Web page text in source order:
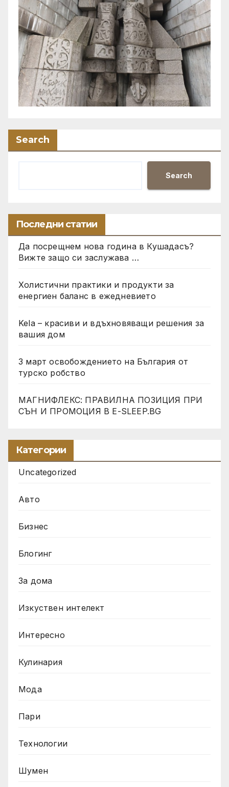
Search
Search
Последни статии
Да посрещнем нова година в Кушадасъ?
Вижте защо си заслужава …
Холистични практики и продукти за
енергиен баланс в ежедневието
Kela – красиви и вдъхновяващи решения за
вашия дом
3 март освобождението на България от
турско робство
МАГНИФЛЕКС: ПРАВИЛНА ПОЗИЦИЯ ПРИ
СЪН И ПРОМОЦИЯ В Е-SLEEP.BG
Категории
Uncategorized
Авто
Бизнес
Блогинг
За дома
Изкуствен интелект
Интересно
Кулинария
Мода
Пари
Технологии
Шумен